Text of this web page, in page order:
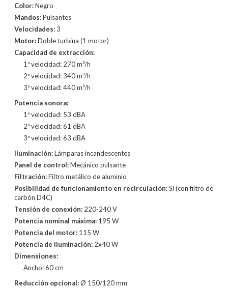
Color:Negro
Mandos:Pulsantes
Velocidades:3
Motor:Doble turbina (1 motor)
Capacidad de extracción:
1ª velocidad: 270 m³/h
2ª velocidad: 340 m³/h
3ª velocidad: 440 m³/h
Potencia sonora:
1ª velocidad: 53 dBA
2ª velocidad: 61 dBA
3ª velocidad: 63 dBA
Iluminación:Lámparas incandescentes
Panel de control:Mecánico pulsante
Filtración:Filtro metálico de aluminio
Posibilidad de funcionamiento en recirculación:Sí (con filtro de
carbón D4C)
Tensión de conexión: 220-240 V
Potencia nominal máxima: 195 W
Potencia del motor: 115 W
Potencia de iluminación: 2x40 W
Dimensiones:
Ancho: 60 cm
Reducción opcional:Ø 150/120 mm